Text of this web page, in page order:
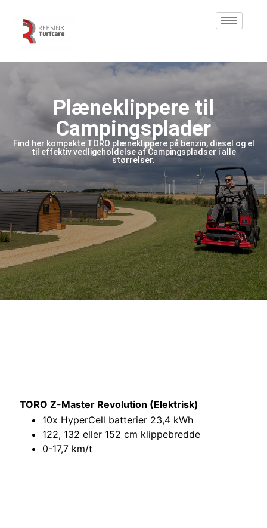
Plæneklippere til
Campingsplader
Find her kompakte TORO plæneklippere på benzin, diesel og el
til effektiv vedligeholdelse af Campingspladser i alle
størrelser.
TORO Z-Master Revolution (Elektrisk)
10x HyperCell batterier 23,4 kWh
122, 132 eller 152 cm klippebredde
0-17,7 km/t